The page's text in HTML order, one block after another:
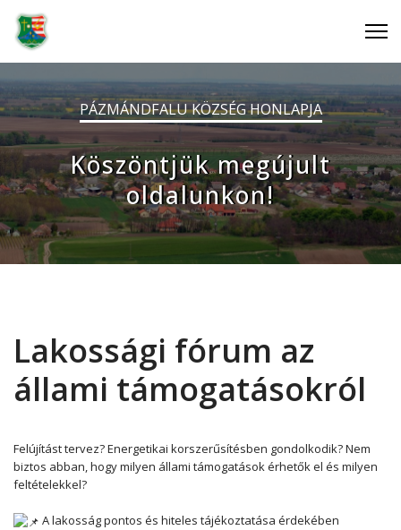
PÁZMÁNDFALU KÖZSÉG HONLAPJA
Köszöntjük megújult
oldalunkon!
Lakossági fórum az
állami támogatásokról
Felújítást tervez? Energetikai korszerűsítésben gondolkodik? Nem
biztos abban, hogy milyen állami támogatások érhetők el és milyen
feltételekkel?
A lakosság pontos és hiteles tájékoztatása érdekében